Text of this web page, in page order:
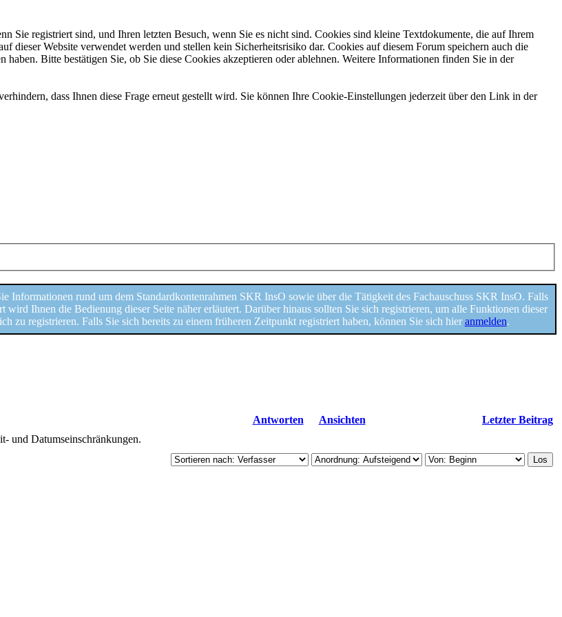
Sie registriert sind, und Ihren letzten Besuch, wenn Sie es nicht sind. Cookies sind kleine Textdokumente, die auf Ihrem
dieser Website verwendet werden und stellen kein Sicherheitsrisiko dar. Cookies auf diesem Forum speichern auch die
Bitte bestätigen Sie, ob Sie diese Cookies akzeptieren oder ablehnen. Weitere Informationen finden Sie in der
dass Ihnen diese Frage erneut gestellt wird. Sie können Ihre Cookie-Einstellungen jederzeit über den Link in der
rund um dem Standardkontenrahmen SKR InsO sowie über die Tätigkeit des Fachauschuss SKR InsO. Falls
Ihnen die Bedienung dieser Seite näher erläutert. Darüber hinaus sollten Sie sich registrieren, um alle Funktionen dieser
zu registrieren. Falls Sie sich bereits zu einem früheren Zeitpunkt registriert haben, können Sie sich hier anmelden.
Antworten Ansichten
Letzter Beitrag
und Datumseinschränkungen.